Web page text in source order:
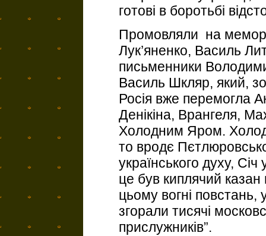
готові в боротьбі
Промовляли на
Лук’яненко, Василь
письменники
Василь Шкляр, який,
Росія вже перемогла
Денікіна, Врангеля,
Холодним Яром.
то вродє
українського духу, Січ
це був киплячий казан
цьому вогні повстань,
згорали тисячі
прислужників”.